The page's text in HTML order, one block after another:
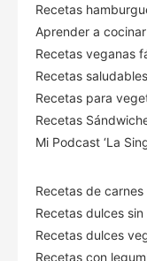
Recetas
Aprender a
Recetas veganas
Recetas
Recetas para
Recetas
Mi Podcast ‘La
Recetas de
Recetas dulces
Recetas dulces
Recetas con